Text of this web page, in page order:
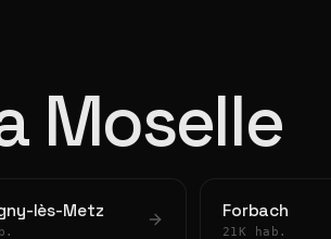
Moselle
lès-Metz Forbach
21K hab.